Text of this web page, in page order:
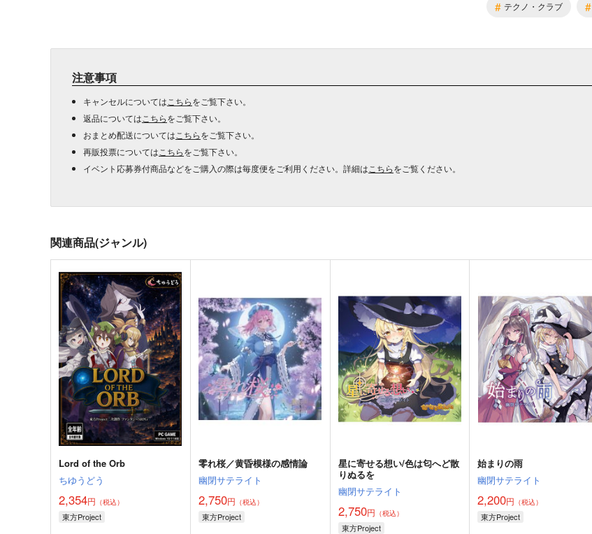
# テクノ・クラブ #
注意事項
キャンセルについては こちらをご覧下さい。
返品については こちらをご覧下さい。
おまとめ配送については こちらをご覧下さい。
再販投票については こちらをご覧下さい。
イベント応募券付商品などをご購入の際は毎度便をご利用ください。詳細は こちらをご覧ください。
関連商品(ジャンル)
Lord of the Orb
ちゆうどう
2,354円 （税込）
東方Project
零れ桜／黄昏模様の感情論
幽閉サテライト
2,750円 （税込）
東方Project
星に寄せる想い/色は匂へど散
りぬるを
幽閉サテライト
2,750円 （税込）
東方Project
始まりの雨
幽閉サテライト
2,200円 （税込）
東方Project